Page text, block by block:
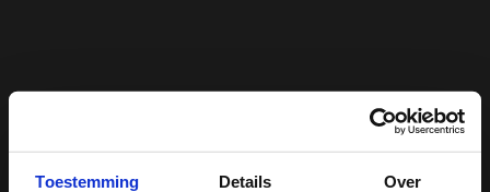
Toestemming Details Over